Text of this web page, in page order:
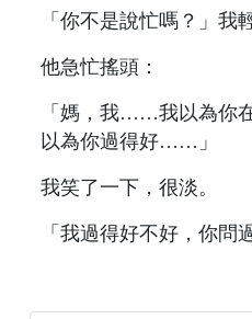
「你不是說忙嗎？」我
他急忙搖頭：
「媽，我……我以為你
以為你過得好……」
我笑了一下，很淡。
「我過得好不好，你問